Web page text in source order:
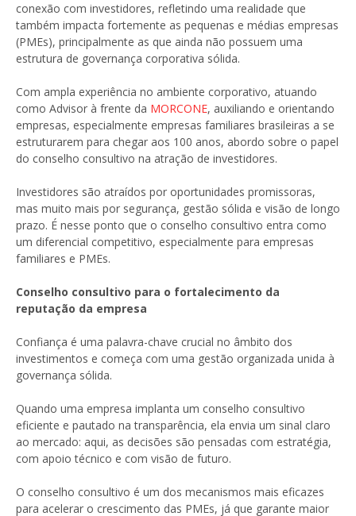
conexão com investidores, refletindo uma realidade que
também impacta fortemente as pequenas e médias empresas
(PMEs), principalmente as que ainda não possuem uma
estrutura de governança corporativa sólida.
Com ampla experiência no ambiente corporativo, atuando
como Advisor à frente da MORCONE, auxiliando e orientando
empresas, especialmente empresas familiares brasileiras a se
estruturarem para chegar aos 100 anos, abordo sobre o papel
do conselho consultivo na atração de investidores.
Investidores são atraídos por oportunidades promissoras,
mas muito mais por segurança, gestão sólida e visão de longo
prazo. É nesse ponto que o conselho consultivo entra como
um diferencial competitivo, especialmente para empresas
familiares e PMEs.
Conselho consultivo para o fortalecimento da
reputação da empresa
Confiança é uma palavra-chave crucial no âmbito dos
investimentos e começa com uma gestão organizada unida à
governança sólida.
Quando uma empresa implanta um conselho consultivo
eficiente e pautado na transparência, ela envia um sinal claro
ao mercado: aqui, as decisões são pensadas com estratégia,
com apoio técnico e com visão de futuro.
O conselho consultivo é um dos mecanismos mais eficazes
para acelerar o crescimento das PMEs, já que garante maior